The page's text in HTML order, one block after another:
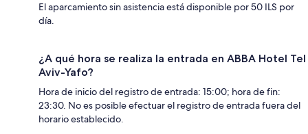
El aparcamiento sin asistencia está disponible por 50 ILS por
día.
¿A qué hora se realiza la entrada en ABBA Hotel Tel
Aviv-Yafo?
Hora de inicio del registro de entrada: 15:00; hora de fin:
23:30. No es posible efectuar el registro de entrada fuera del
horario establecido.